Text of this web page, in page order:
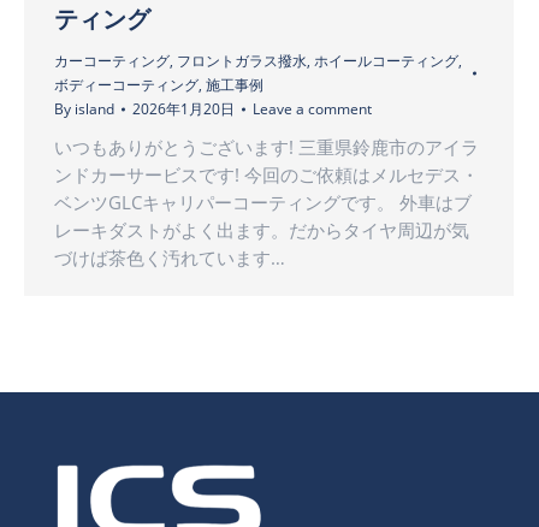
ティング
カーコーティング, フロントガラス撥水, ホイールコーティング,
ボディーコーティング, 施工事例
By island 2026年1月20日 Leave a comment
いつもありがとうございます! 三重県鈴鹿市のアイラ
ンドカーサービスです! 今回のご依頼はメルセデス・
ベンツGLCキャリパーコーティングです。 外車はブ
レーキダストがよく出ます。だからタイヤ周辺が気
づけば茶色く汚れています…